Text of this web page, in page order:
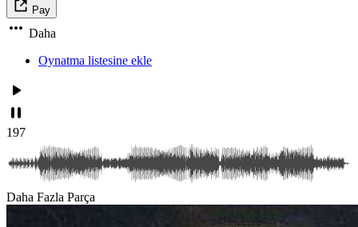
Pay
Daha
Oynatma listesine ekle
197
Daha Fazla Parça